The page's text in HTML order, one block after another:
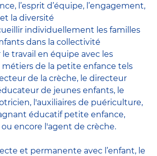
l’esprit d’équipe, l’engagement,
la diversité
individuellement les familles
dans la collectivité
travail en équipe avec les
de la petite enfance tels
de la crèche, le directeur
de jeunes enfants, le
, l'auxiliaires de puériculture,
éducatif petite enfance,
ou encore l'agent de crèche.
et permanente avec l’enfant, le